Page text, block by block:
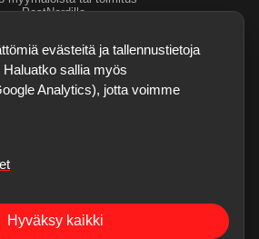
PostNordilla.
Sisubiljardi.fi
- kaikki palaute, bugihavainnot ja
evästeitä ja tallennustietoja
sallia myös
Analytics), jotta voimme
Hyväksy kaikki